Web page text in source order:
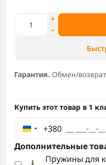
Гарантия. Обмен/
Купить этот товар в 1
+380
Дополнительные
Пружины для